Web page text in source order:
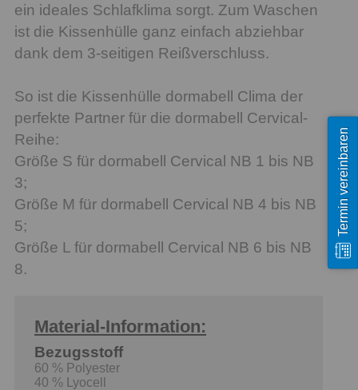
ein ideales Schlafklima sorgt. Zum Waschen
ist die Kissenhülle ganz einfach abziehbar
dank dem 3-seitigen Reißverschluss.
So ist die Kissenhülle dormabell Clima der
perfekte Partner für die dormabell Cervical-
Reihe:
Größe S für dormabell Cervical NB 1 bis NB
3;
Größe M für dormabell Cervical NB 4 bis NB
5;
Größe L für dormabell Cervical NB 6 bis NB
8.
Material-Information:
Bezugsstoff
60 % Polyester
40 % Lyocell
Termin vereinbaren